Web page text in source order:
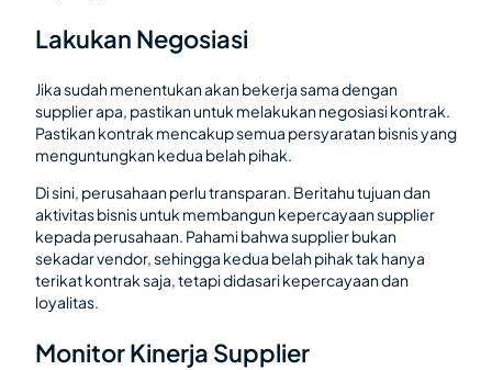
Lakukan Negosiasi
Jika sudah menentukan akan bekerja sama dengan
supplier apa, pastikan untuk melakukan negosiasi kontrak.
Pastikan kontrak mencakup semua persyaratan bisnis yang
menguntungkan kedua belah pihak.
Di sini, perusahaan perlu transparan. Beritahu tujuan dan
aktivitas bisnis untuk membangun kepercayaan supplier
kepada perusahaan. Pahami bahwa supplier bukan
sekadar vendor, sehingga kedua belah pihak tak hanya
terikat kontrak saja, tetapi didasari kepercayaan dan
loyalitas.
Monitor Kinerja Supplier